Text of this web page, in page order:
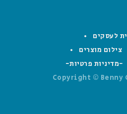
לעסקים
צילום מוצרים
-מדיניות פרטיות-
Copyright © Benny